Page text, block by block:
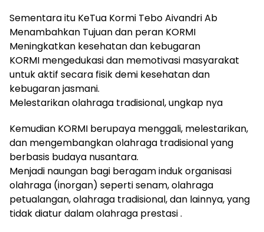
Sementara itu KeTua Kormi Tebo Aivandri Ab
Menambahkan Tujuan dan peran KORMI
Meningkatkan kesehatan dan kebugaran
KORMI mengedukasi dan memotivasi masyarakat
untuk aktif secara fisik demi kesehatan dan
kebugaran jasmani.
Melestarikan olahraga tradisional, ungkap nya
Kemudian KORMI berupaya menggali, melestarikan,
dan mengembangkan olahraga tradisional yang
berbasis budaya nusantara.
Menjadi naungan bagi beragam induk organisasi
olahraga (inorgan) seperti senam, olahraga
petualangan, olahraga tradisional, dan lainnya, yang
tidak diatur dalam olahraga prestasi .